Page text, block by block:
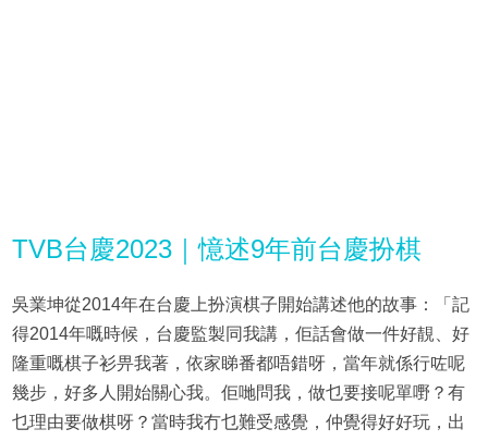
TVB台慶2023｜憶述9年前台慶扮棋
吳業坤從2014年在台慶上扮演棋子開始講述他的故事：「記
得2014年嘅時候，台慶監製同我講，佢話會做一件好靚、好
隆重嘅棋子衫畀我著，依家睇番都唔錯呀，當年就係行咗呢
幾步，好多人開始關心我。佢哋問我，做乜要接呢單嘢？有
乜理由要做棋呀？當時我冇乜難受感覺，仲覺得好好玩，出